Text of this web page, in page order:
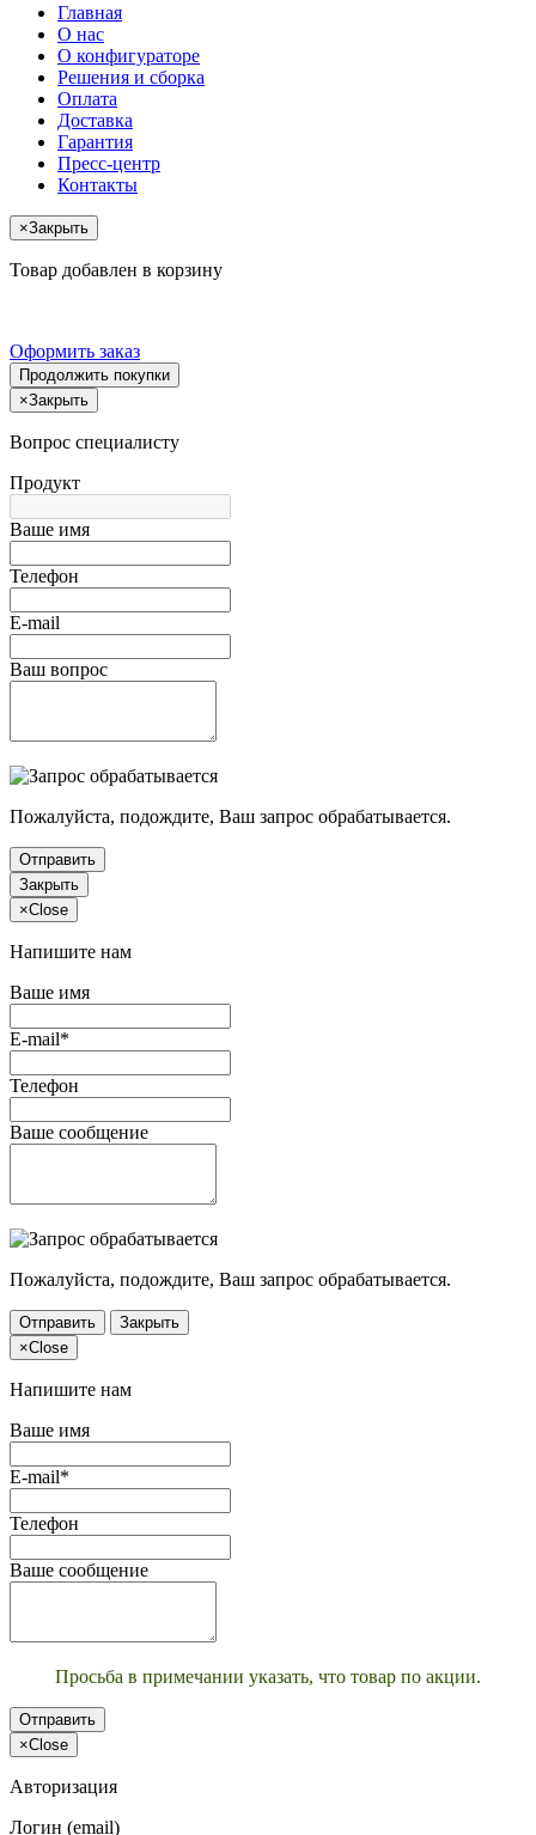
Главная
О нас
О конфигураторе
Решения и сборка
Оплата
Доставка
Гарантия
Пресс-центр
Контакты
×Закрыть
Товар добавлен в корзину
Оформить заказ
Продолжить покупки
×Закрыть
Вопрос специалисту
Продукт
Ваше имя
Телефон
E-mail
Ваш вопрос
Пожалуйста, подождите, Ваш запрос обрабатывается.
Отправить
Закрыть
×Close
Напишите нам
Ваше имя
E-mail*
Телефон
Ваше сообщение
Пожалуйста, подождите, Ваш запрос обрабатывается.
Отправить
Закрыть
×Close
Напишите нам
Ваше имя
E-mail*
Телефон
Ваше сообщение
Просьба в примечании указать, что товар по акции.
Отправить
×Close
Авторизация
Логин (email)